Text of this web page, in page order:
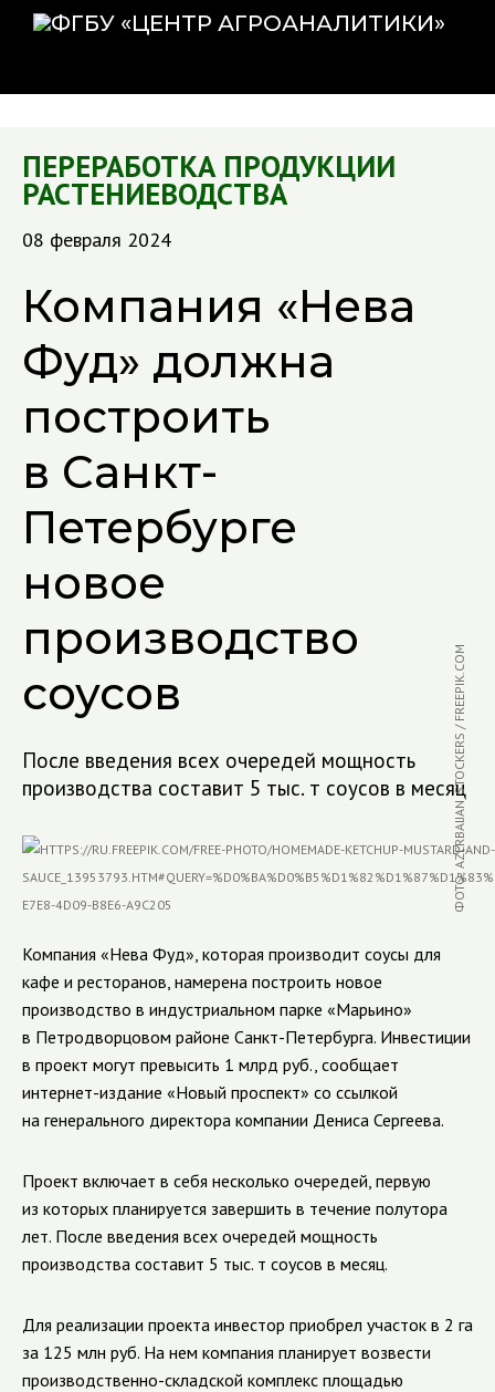
ПЕРЕРАБОТКА ПРОДУКЦИИ
РАСТЕНИЕВОДСТВА
08 февраля 2024
Компания «Нева
Фуд» должна
построить
в Санкт-
Петербурге
новое
производство
соусов
После введения всех очередей мощность
производства составит 5 тыс. т соусов в месяц
ФОТО: AZERBAIJAN_STOCKERS / FREEPIK.COM
Компания «Нева Фуд», которая производит соусы для
кафе и ресторанов, намерена построить новое
производство в индустриальном парке «Марьино»
в Петродворцовом районе Санкт-Петербурга. Инвестиции
в проект могут превысить 1 млрд руб., сообщает
интернет-издание «Новый проспект» со ссылкой
на генерального директора компании Дениса Сергеева.
Проект включает в себя несколько очередей, первую
из которых планируется завершить в течение полутора
лет. После введения всех очередей мощность
производства составит 5 тыс. т соусов в месяц.
Для реализации проекта инвестор приобрел участок в 2 га
за 125 млн руб. На нем компания планирует возвести
производственно-складской комплекс площадью